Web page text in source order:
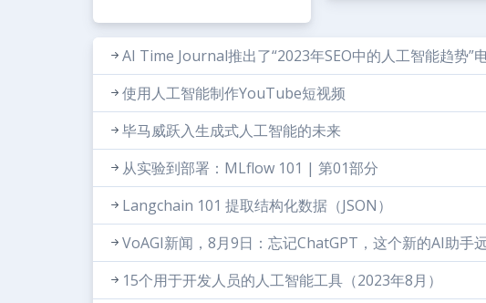
AI Time Journal推出了“2023年SEO中的人工智能趋势”
使用人工智能制作YouTube短视频
毕马威跃入生成式人工智能的未来
从实验到部署：MLflow 101 | 第01部分
Langchain 101 提取结构化数据（JSON）
VoAGI新闻，8月9日：忘记ChatGPT，这个新的AI助手
15个用于开发人员的人工智能工具（2023年8月）